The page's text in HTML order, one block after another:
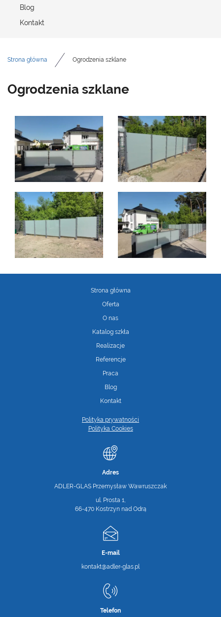
Blog
Kontakt
Strona główna Ogrodzenia szklane
Ogrodzenia szklane
Strona główna
Oferta
O nas
Katalog szkła
Realizacje
Referencje
Praca
Blog
Kontakt
Polityka prywatności
Polityka Cookies
Adres
ADLER-GLAS Przemysław Wawruszczak
ul. Prosta 1,
66-470 Kostrzyn nad Odrą
E-mail
kontakt@adler-glas.pl
Telefon